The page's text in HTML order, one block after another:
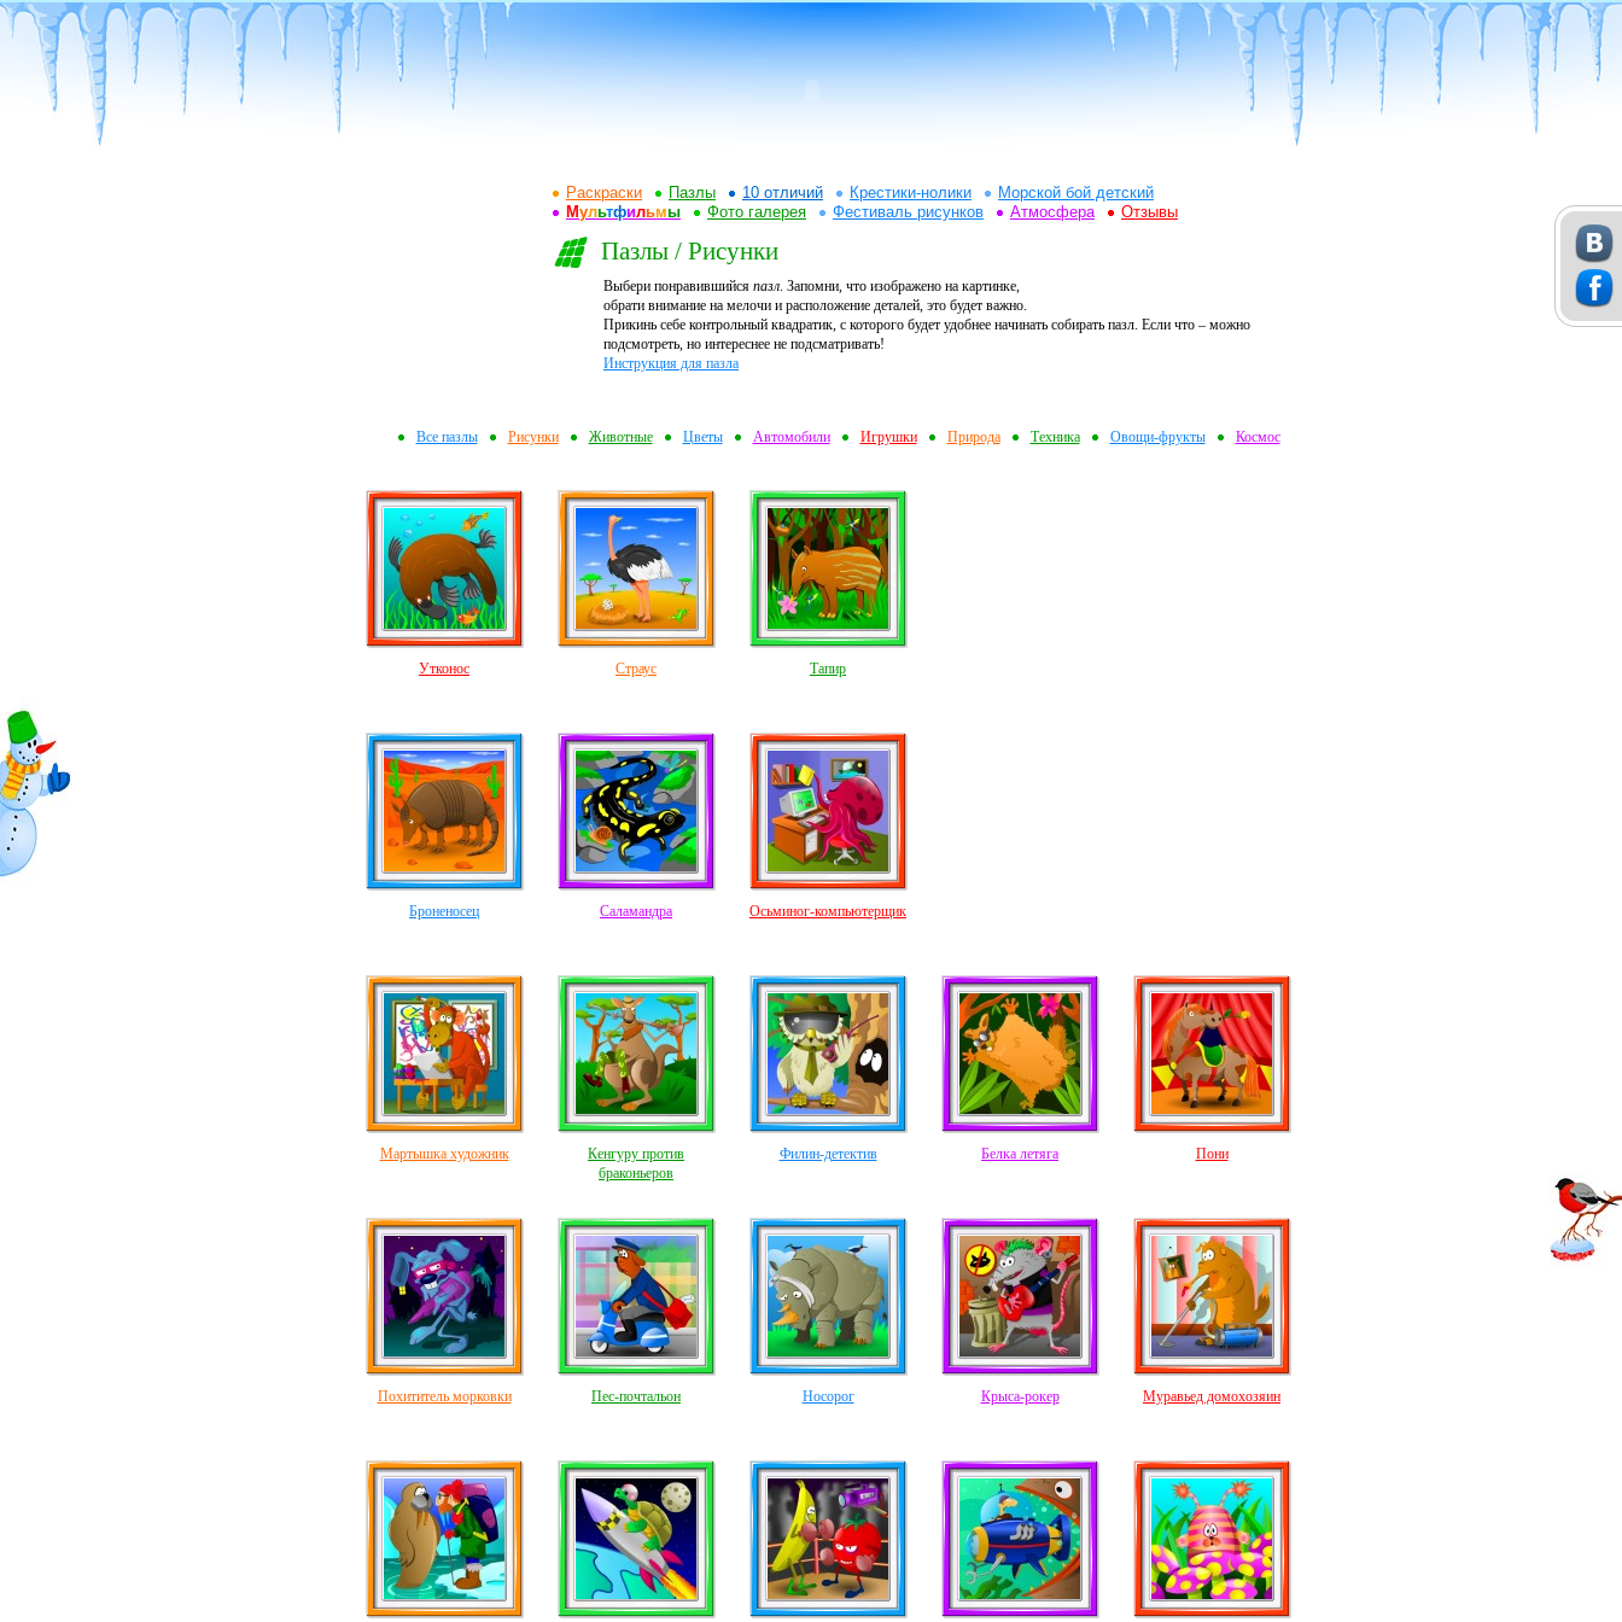
Раскраски Пазлы 10 отличий Крестики-нолики
Морской бой детский
Мультфильмы Фото галерея Фестиваль рисунков Атмосфера Отзывы
Пазлы / Рисунки
Выбери понравившийся пазл. Запомни, что изображено на картинке,
обрати внимание на мелочи и расположение деталей, это будет важно.
Прикинь себе контрольный квадратик, с которого будет удобнее начинать собирать пазл. Если что – можно
подсмотреть, но интереснее не подсматривать!
Инструкция для пазла
Все пазлы Рисунки Животные Цветы Автомобили Игрушки Природа Техника Овощи-фрукты Космос
Утконос Страус Тапир
Броненосец Саламандра Осьминог-компьютерщик
Мартышка художник
Кенгуру против
браконьеров
Филин-детектив Белка летяга Пони
Похититель морковки Пес-почтальон Носорог Крыса-рокер Муравьед домохозяин